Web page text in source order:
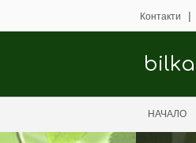
Контакти |
bilka
НАЧАЛО